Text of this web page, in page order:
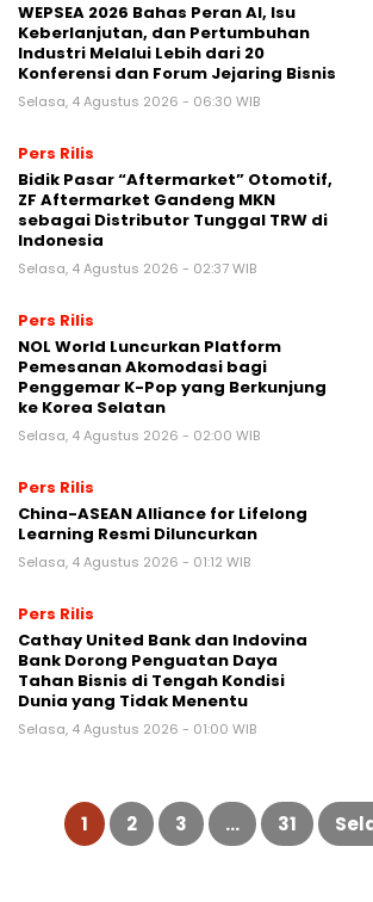
WEPSEA 2026 Bahas Peran AI, Isu
Keberlanjutan, dan Pertumbuhan
Industri Melalui Lebih dari 20
Konferensi dan Forum Jejaring Bisnis
Selasa, 4 Agustus 2026 - 06:30 WIB
Pers Rilis
Bidik Pasar “Aftermarket” Otomotif,
ZF Aftermarket Gandeng MKN
sebagai Distributor Tunggal TRW di
Indonesia
Selasa, 4 Agustus 2026 - 02:37 WIB
Pers Rilis
NOL World Luncurkan Platform
Pemesanan Akomodasi bagi
Penggemar K-Pop yang Berkunjung
ke Korea Selatan
Selasa, 4 Agustus 2026 - 02:00 WIB
Pers Rilis
China-ASEAN Alliance for Lifelong
Learning Resmi Diluncurkan
Selasa, 4 Agustus 2026 - 01:12 WIB
Pers Rilis
Cathay United Bank dan Indovina
Bank Dorong Penguatan Daya
Tahan Bisnis di Tengah Kondisi
Dunia yang Tidak Menentu
Selasa, 4 Agustus 2026 - 01:00 WIB
Paginasi
pos
1 2 3 … 31